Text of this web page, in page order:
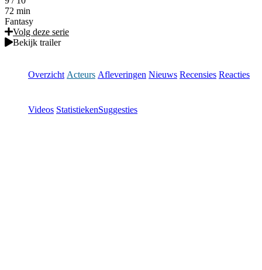
72 min
Fantasy
Volg deze serie
Bekijk trailer
Overzicht Acteurs Afleveringen Nieuws Recensies Reacties
Videos StatistiekenSuggesties